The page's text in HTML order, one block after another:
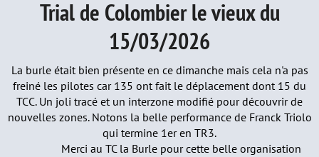
Trial de Colombier le vieux du
15/03/2026
La burle était bien présente en ce dimanche mais cela n'a pas
freiné les pilotes car 135 ont fait le déplacement dont 15 du
TCC. Un joli tracé et un interzone modifié pour découvrir de
nouvelles zones. Notons la belle performance de Franck Triolo
qui termine 1er en TR3.
Merci au TC la Burle pour cette belle organisation